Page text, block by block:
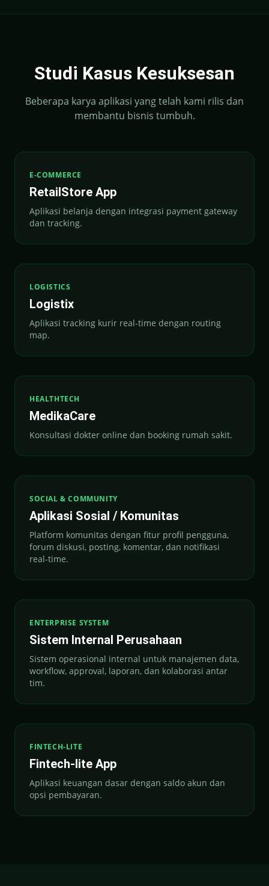
Studi Kasus Kesuksesan
Beberapa karya aplikasi yang telah kami rilis dan
membantu bisnis tumbuh.
E-COMMERCE
RetailStore App
Aplikasi belanja dengan integrasi payment gateway
dan tracking.
LOGISTICS
Logistix
Aplikasi tracking kurir real-time dengan routing
map.
HEALTHTECH
MedikaCare
Konsultasi dokter online dan booking rumah sakit.
SOCIAL & COMMUNITY
Aplikasi Sosial / Komunitas
Platform komunitas dengan fitur profil pengguna,
forum diskusi, posting, komentar, dan notifikasi
real-time.
ENTERPRISE SYSTEM
Sistem Internal Perusahaan
Sistem operasional internal untuk manajemen data,
workflow, approval, laporan, dan kolaborasi antar
tim.
FINTECH-LITE
Fintech-lite App
Aplikasi keuangan dasar dengan saldo akun dan
opsi pembayaran.